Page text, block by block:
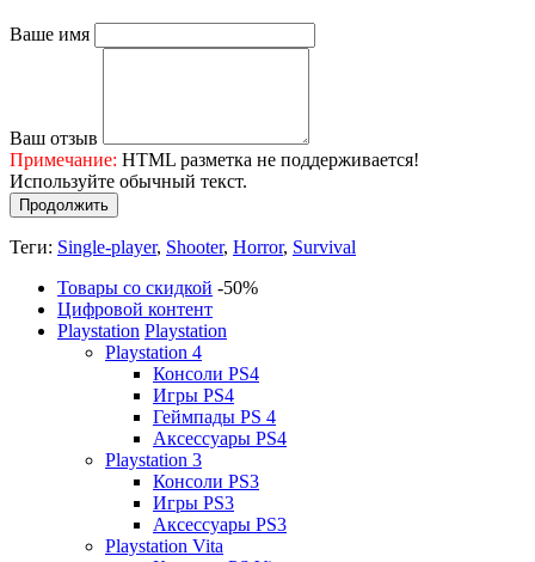
Ваше имя
Ваш отзыв
Примечание: HTML разметка не поддерживается!
Используйте обычный текст.
Продолжить
Теги: Single-player, Shooter, Horror, Survival
Товары со скидкой -50%
Цифровой контент
Playstation Playstation
Playstation 4
Консоли PS4
Игры PS4
Геймпады PS 4
Аксессуары PS4
Playstation 3
Консоли PS3
Игры PS3
Аксессуары PS3
Playstation Vita